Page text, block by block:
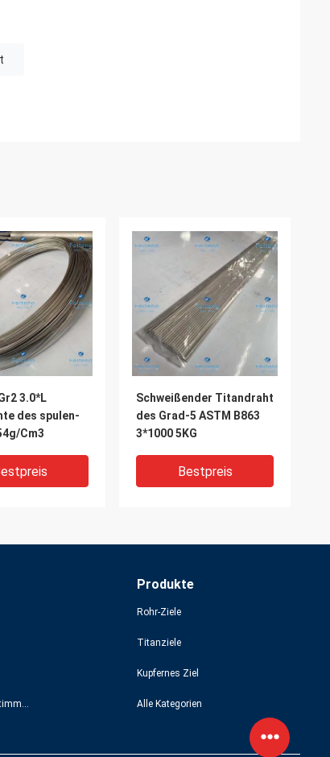
3.0*L
des spulen-
Cm3
Schweißender Titandraht
des Grad-5 ASTM B863
3*1000 5KG
Bestpreis
Medizinischer Titandraht
mit Hitzebeständigkeit
Datenschutz-Bestimmungen
Produkte
Rohr-Ziele
Titanziele
Kupfernes Ziel
Alle Kategorien